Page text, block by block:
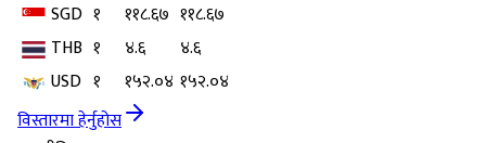
SGD १ ११८.६७ ११८.६७
THB १ ४.६
४.६
USD १ १५२.०४ १५२.०४
विस्तारमा हेर्नुहोस